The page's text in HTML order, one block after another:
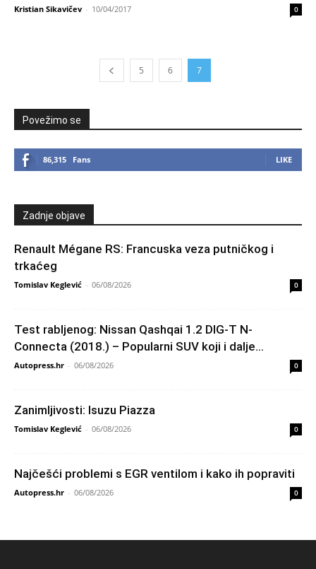
Kristian Sikavičev - 10/04/2017 0
5 6 7
Povežimo se
86,315 Fans LIKE
Zadnje objave
Renault Mégane RS: Francuska veza putničkog i
trkaćeg
Tomislav Keglević - 06/08/2026 0
Test rabljenog: Nissan Qashqai 1.2 DIG-T N-
Connecta (2018.) – Popularni SUV koji i dalje...
Autopress.hr - 06/08/2026 0
Zanimljivosti: Isuzu Piazza
Tomislav Keglević - 06/08/2026 0
Najčešći problemi s EGR ventilom i kako ih popraviti
Autopress.hr - 06/08/2026 0